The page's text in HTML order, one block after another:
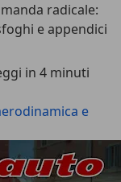
radicale:
e appendici
in 4 minuti
e